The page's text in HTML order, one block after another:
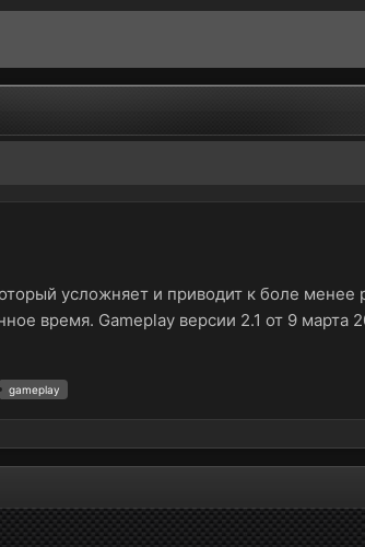
усложняет и приводит к боле менее
время. Gameplay версии 2.1 от 9 марта
gameplay